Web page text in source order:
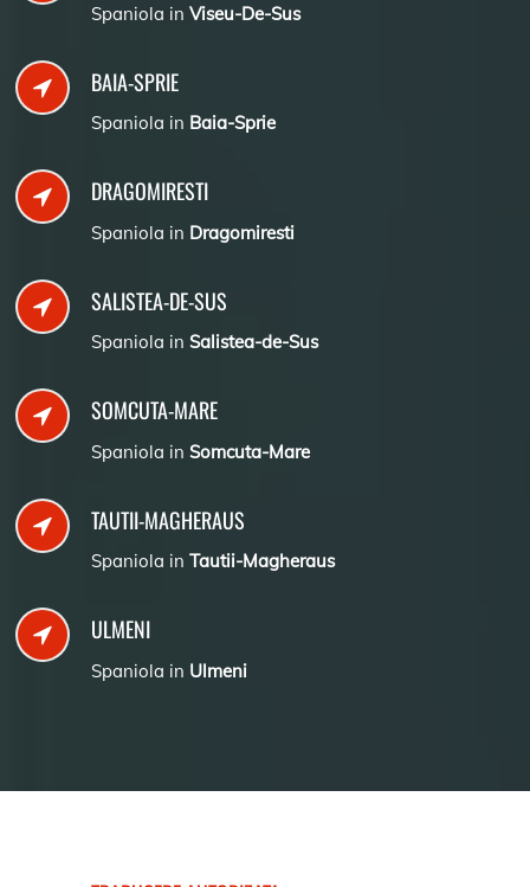
Spaniola in Viseu-De-Sus
BAIA-SPRIE
Spaniola in Baia-Sprie
DRAGOMIRESTI
Spaniola in Dragomiresti
SALISTEA-DE-SUS
Spaniola in Salistea-de-Sus
SOMCUTA-MARE
Spaniola in Somcuta-Mare
TAUTII-MAGHERAUS
Spaniola in Tautii-Magheraus
ULMENI
Spaniola in Ulmeni